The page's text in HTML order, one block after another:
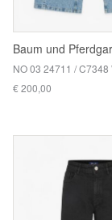
Baum und
€ 200,00